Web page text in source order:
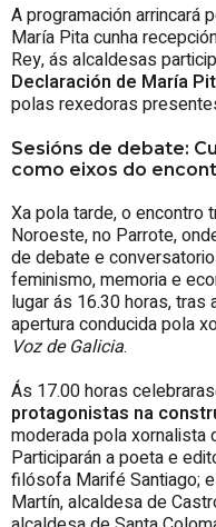
A programación arrincará
María Pita cunha
Rey, ás alcaldesas
Declaración de María
polas rexedoras
Sesións de debate:
como eixos do
Xa pola tarde, o encontro
Noroeste, no Parrote,
de debate e
feminismo, memoria e
lugar ás 16.30 horas, tras
apertura conducida pola
Voz de Galicia.
Ás 17.00 horas
protagonistas na
moderada pola xornalista
Participarán a poeta e
filósofa Marifé Santiago;
Martín, alcaldesa de